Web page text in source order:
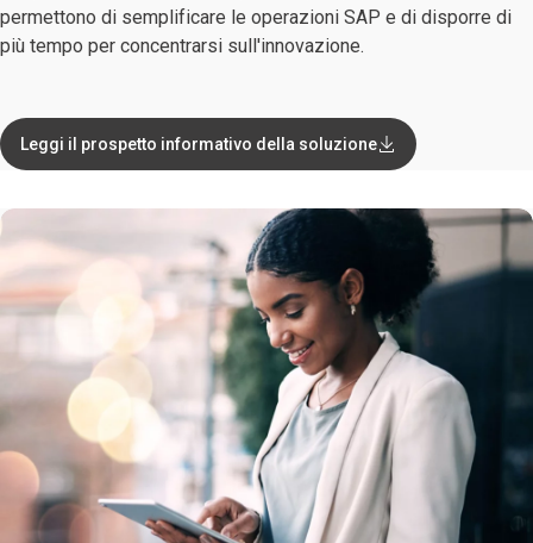
permettono di semplificare le operazioni SAP e di disporre di
più tempo per concentrarsi sull'innovazione.
Leggi il prospetto informativo della soluzione